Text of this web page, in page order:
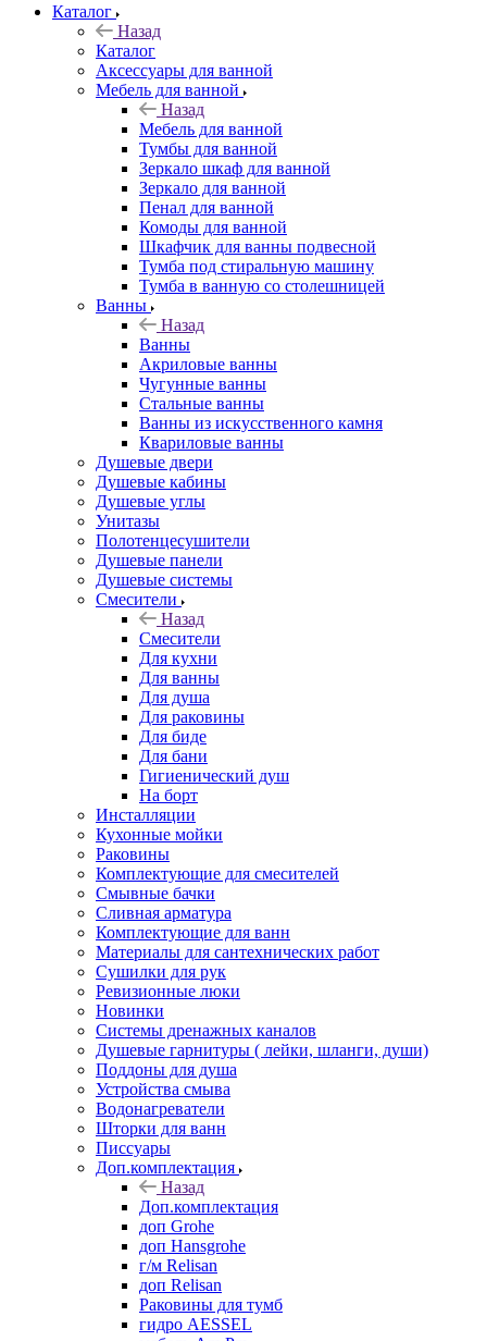
Каталог
Назад
Каталог
Аксессуары для ванной
Мебель для ванной
Назад
Мебель для ванной
Тумбы для ванной
Зеркало шкаф для ванной
Зеркало для ванной
Пенал для ванной
Комоды для ванной
Шкафчик для ванны подвесной
Тумба под стиральную машину
Тумба в ванную со столешницей
Ванны
Назад
Ванны
Акриловые ванны
Чугунные ванны
Стальные ванны
Ванны из искусственного камня
Квариловые ванны
Душевые двери
Душевые кабины
Душевые углы
Унитазы
Полотенцесушители
Душевые панели
Душевые системы
Смесители
Назад
Смесители
Для кухни
Для ванны
Для душа
Для раковины
Для биде
Для бани
Гигиенический душ
На борт
Инсталляции
Кухонные мойки
Раковины
Комплектующие для смесителей
Смывные бачки
Сливная арматура
Комплектующие для ванн
Материалы для сантехнических работ
Сушилки для рук
Ревизионные люки
Новинки
Системы дренажных каналов
Душевые гарнитуры ( лейки, шланги, души)
Поддоны для душа
Устройства смыва
Водонагреватели
Шторки для ванн
Писсуары
Доп.комплектация
Назад
Доп.комплектация
доп Grohe
доп Hansgrohe
г/м Relisan
доп Relisan
Раковины для тумб
гидро AESSEL